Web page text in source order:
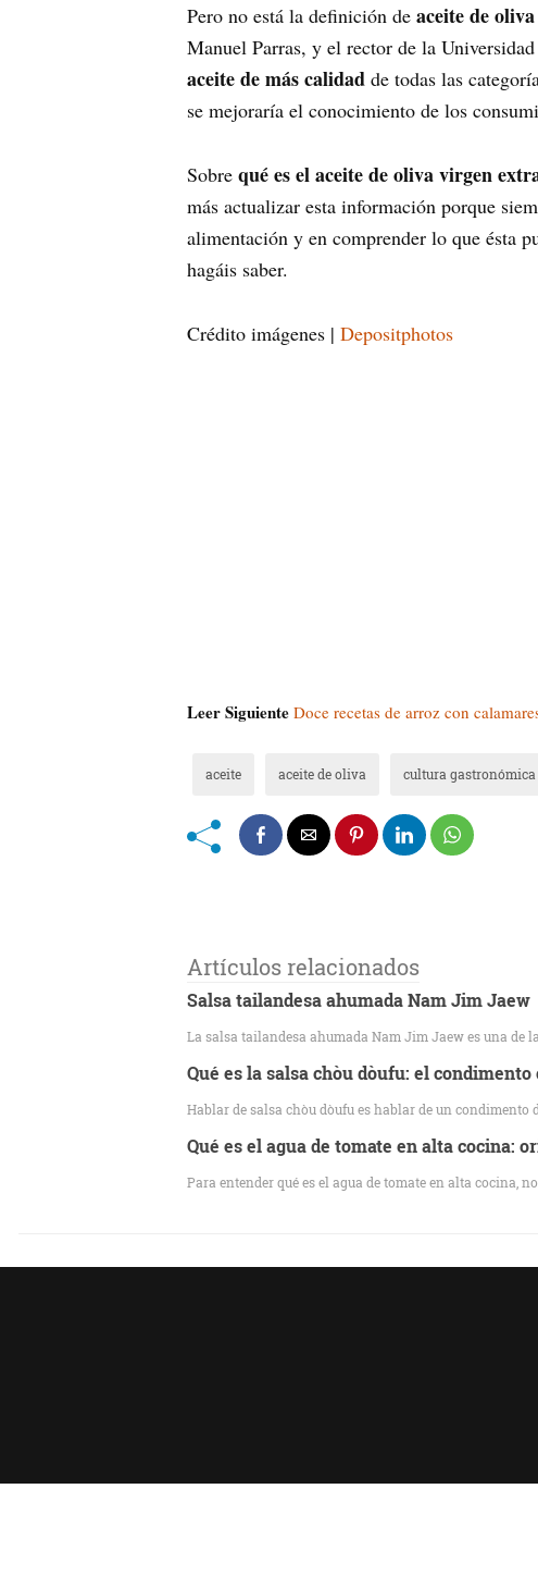
Pero no está la definición de aceite de
Manuel Parras, y el rector de la
aceite de más calidad de todas las
se mejoraría el conocimiento de los
Sobre qué es el aceite de oliva virgen
más actualizar esta información porque
alimentación y en comprender lo que ésta
hagáis saber.
Crédito imágenes | Depositphotos
Leer Siguiente Doce recetas de arroz con
aceite aceite de oliva cultura gastronómica
Artículos relacionados
Salsa tailandesa ahumada Nam Jim Jaew
La salsa tailandesa ahumada Nam Jim Jaew es una de
Qué es la salsa chòu dòufu: el
Hablar de salsa chòu dòufu es hablar de un condimento
Qué es el agua de tomate en alta cocina:
Para entender qué es el agua de tomate en alta cocina,